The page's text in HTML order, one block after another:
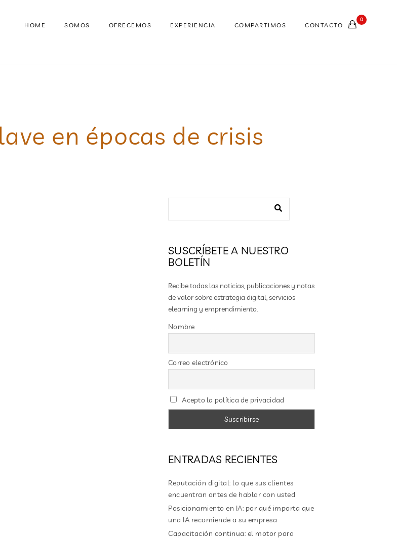
HOME SOMOS OFRECEMOS EXPERIENCIA COMPARTIMOS CONTACTO
0
en épocas de crisis
SUSCRÍBETE A NUESTRO
BOLETÍN
Recibe todas las noticias, publicaciones y notas
de valor sobre estrategia digital, servicios
elearning y emprendimiento.
Nombre
Correo electrónico
Acepto la política de privacidad
ENTRADAS RECIENTES
Reputación digital: lo que sus clientes
encuentran antes de hablar con usted
Posicionamiento en IA: por qué importa que
una IA recomiende a su empresa
Capacitación continua: el motor para